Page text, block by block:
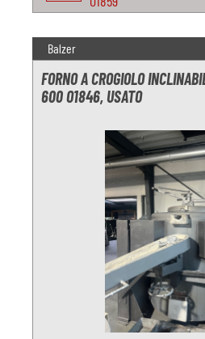
Balzer
FORNO A CROGIOLO
600 O1846, USATO